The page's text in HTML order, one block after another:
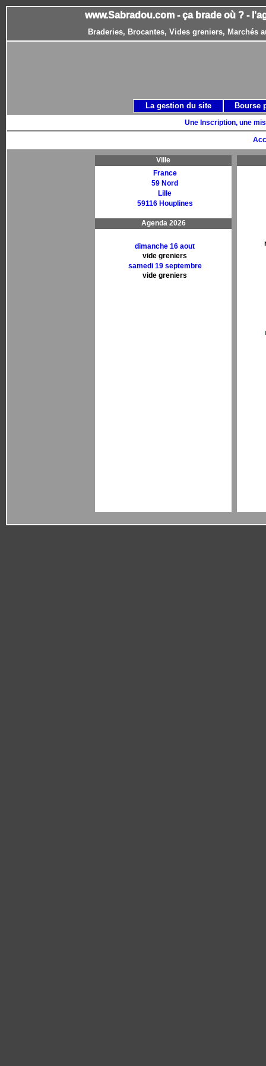
www.Sabradou.com - ça brade où ? -
Braderies, Brocantes, Vides greniers, Marchés
Une Inscription, une
Ville
France
59 Nord
Lille
59116 Houplines
Agenda 2026
dimanche 16 aout
vide greniers
samedi 19 septembre
vide greniers
La gestion du site Bourse